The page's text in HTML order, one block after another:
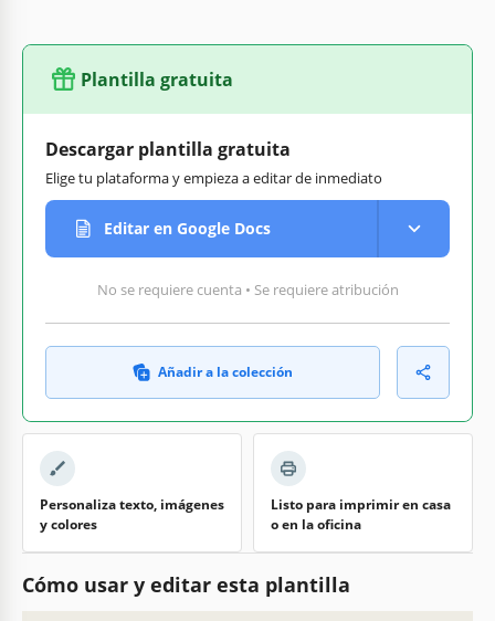
Plantilla gratuita
Descargar plantilla gratuita
Elige tu plataforma y empieza a editar de inmediato
Editar en Google Docs
No se requiere cuenta • Se requiere atribución
Añadir a la colección
Personaliza texto, imágenes
y colores
Listo para imprimir en casa
o en la oficina
Cómo usar y editar esta plantilla